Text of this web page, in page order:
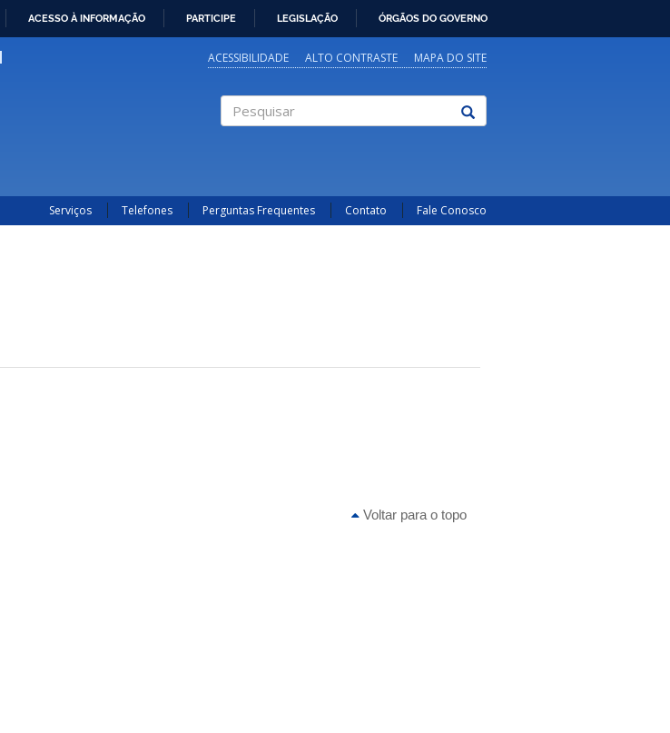
ACESSO À INFORMAÇÃO PARTICIPE LEGISLAÇÃO ÓRGÃOS DO GOVERNO
ACESSIBILIDADE ALTO CONTRASTE MAPA DO SITE
Serviços Telefones Perguntas Frequentes Contato Fale Conosco
Voltar para o topo